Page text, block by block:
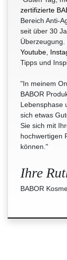
zertifizierte
Bereich Anti-
seit über 30
Youtube,
Tipps und
"In meinem
BABOR
Lebensphase
sich etwas
Sie sich mit
hochwertigen
können."
Ihre
BABOR